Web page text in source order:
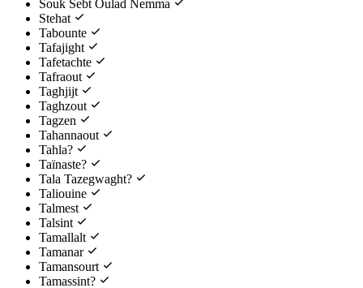
Souk Sebt Oulad Nemma
Stehat
Tabounte
Tafajight
Tafetachte
Tafraout
Taghjijt
Taghzout
Tagzen
Tahannaout
Tahla?
Taïnaste?
Tala Tazegwaght?
Taliouine
Talmest
Talsint
Tamallalt
Tamanar
Tamansourt
Tamassint?